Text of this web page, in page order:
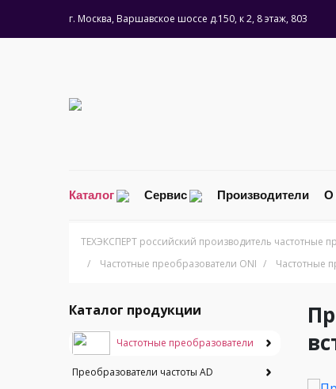
г. Москва, Варшавское шоссе д.150, к 2, 8 этаж, 803
Каталог Сервис Производители О
ТЕХЭКСПЕРТ российский производитель частотные
/
Частотные преобразователи ONI / Частотные
Каталог продукции
Частотные преобразователи
Преобразователи частоты AD